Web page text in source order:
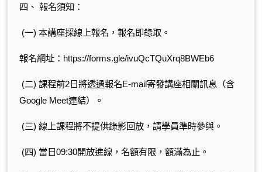
四、 報名須知：
(一) 本講座採線上報名，報名即錄取。
報名網址： https://forms.gle/ivuQcTQuXrq8BWEb6
(二) 課程前2日將透過報名E-mail寄發講座相關訊息（含
Google Meet連結）。
(三) 線上課程將不提供錄影回放，請學員準時參與。
(四) 當日09:30開放進線，名額有限，額滿為止。